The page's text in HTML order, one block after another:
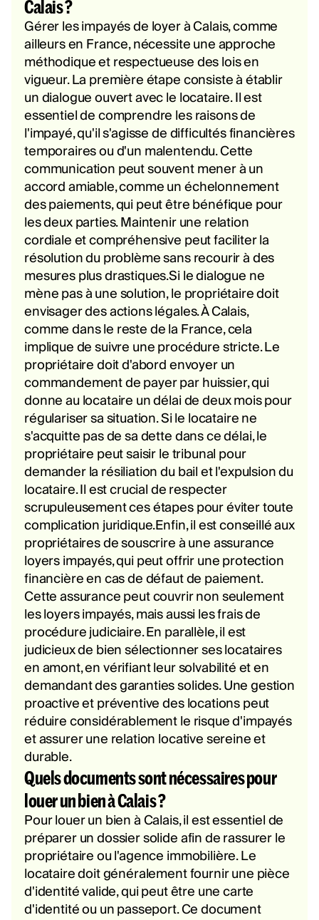
Calais ?
Gérer les impayés de loyer à Calais, comme
ailleurs en France, nécessite une approche
méthodique et respectueuse des lois en
vigueur. La première étape consiste à établir
un dialogue ouvert avec le locataire. Il est
essentiel de comprendre les raisons de
l'impayé, qu'il s'agisse de difficultés financières
temporaires ou d'un malentendu. Cette
communication peut souvent mener à un
accord amiable, comme un échelonnement
des paiements, qui peut être bénéfique pour
les deux parties. Maintenir une relation
cordiale et compréhensive peut faciliter la
résolution du problème sans recourir à des
mesures plus drastiques.Si le dialogue ne
mène pas à une solution, le propriétaire doit
envisager des actions légales. À Calais,
comme dans le reste de la France, cela
implique de suivre une procédure stricte. Le
propriétaire doit d'abord envoyer un
commandement de payer par huissier, qui
donne au locataire un délai de deux mois pour
régulariser sa situation. Si le locataire ne
s'acquitte pas de sa dette dans ce délai, le
propriétaire peut saisir le tribunal pour
demander la résiliation du bail et l'expulsion du
locataire. Il est crucial de respecter
scrupuleusement ces étapes pour éviter toute
complication juridique.Enfin, il est conseillé aux
propriétaires de souscrire à une assurance
loyers impayés, qui peut offrir une protection
financière en cas de défaut de paiement.
Cette assurance peut couvrir non seulement
les loyers impayés, mais aussi les frais de
procédure judiciaire. En parallèle, il est
judicieux de bien sélectionner ses locataires
en amont, en vérifiant leur solvabilité et en
demandant des garanties solides. Une gestion
proactive et préventive des locations peut
réduire considérablement le risque d'impayés
et assurer une relation locative sereine et
durable.
Quels documents sont nécessaires pour
louer un bien à Calais ?
Pour louer un bien à Calais, il est essentiel de
préparer un dossier solide afin de rassurer le
propriétaire ou l'agence immobilière. Le
locataire doit généralement fournir une pièce
d'identité valide, qui peut être une carte
d'identité ou un passeport. Ce document